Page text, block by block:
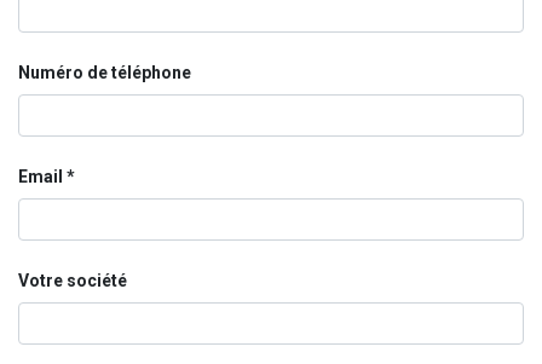
Numéro de téléphone
Email
Votre société